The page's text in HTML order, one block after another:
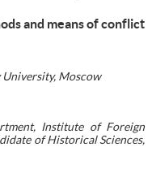
and means of conflict
Moscow
Institute of Foreign
of Historical Sciences,